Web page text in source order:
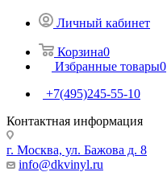
Личный кабинет
Корзина0
Избранные товары0
+7(495)245-55-10
Контактная информация
г. Москва, ул. Бажова д. 8
info@dkvinyl.ru